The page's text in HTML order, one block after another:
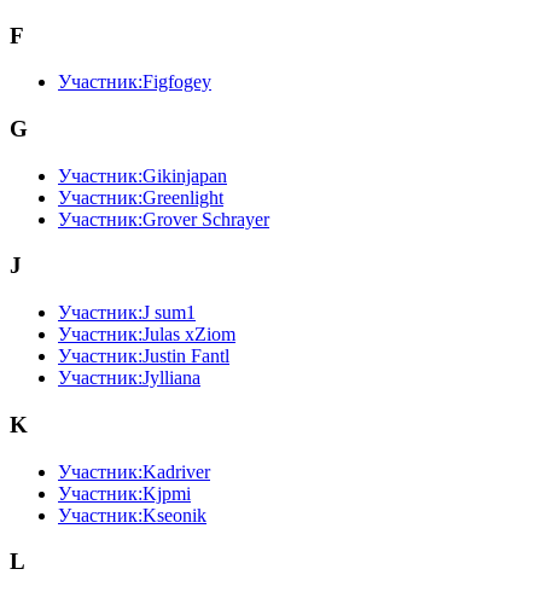
F
Участник:Figfogey
G
Участник:Gikinjapan
Участник:Greenlight
Участник:Grover Schrayer
J
Участник:J sum1
Участник:Julas xZiom
Участник:Justin Fantl
Участник:Jylliana
K
Участник:Kadriver
Участник:Kjpmi
Участник:Kseonik
L